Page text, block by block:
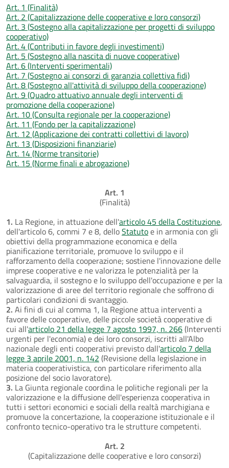
Art. 1 (Finalità)
Art. 2 (Capitalizzazione delle cooperative e loro consorzi)
Art. 3 (Sostegno alla capitalizzazione per progetti di sviluppo
cooperativo)
Art. 4 (Contributi in favore degli investimenti)
Art. 5 (Sostegno alla nascita di nuove cooperative)
Art. 6 (Interventi sperimentali)
Art. 7 (Sostegno ai consorzi di garanzia collettiva fidi)
Art. 8 (Sostegno all'attività di sviluppo della cooperazione)
Art. 9 (Quadro attuativo annuale degli interventi di
promozione della cooperazione)
Art. 10 (Consulta regionale per la cooperazione)
Art. 11 (Fondo per la capitalizzazione)
Art. 12 (Applicazione dei contratti collettivi di lavoro)
Art. 13 (Disposizioni finanziarie)
Art. 14 (Norme transitorie)
Art. 15 (Norme finali e abrogazione)
Art. 1
(Finalità)
1. La Regione, in attuazione dell'articolo 45 della Costituzione,
dell'articolo 6, commi 7 e 8, delloStatutoe in armonia con gli
obiettivi della programmazione economica e della
pianificazione territoriale, promuove lo sviluppo e il
rafforzamento della cooperazione; sostiene l'innovazione delle
imprese cooperative e ne valorizza le potenzialità per la
salvaguardia, il sostegno e lo sviluppo dell'occupazione e per la
valorizzazione di aree del territorio regionale che soffrono di
particolari condizioni di svantaggio.
2. Ai fini di cui al comma 1, la Regione attua interventi a
favore delle cooperative, delle piccole società cooperative di
cui all'articolo 21 della legge 7 agosto 1997, n. 266(Interventi
urgenti per l'economia) e dei loro consorzi, iscritti all'Albo
nazionale degli enti cooperativi previsto dall'articolo 7 della
legge 3 aprile 2001, n. 142 (Revisione della legislazione in
materia cooperativistica, con particolare riferimento alla
posizione del socio lavoratore).
3. La Giunta regionale coordina le politiche regionali per la
valorizzazione e la diffusione dell'esperienza cooperativa in
tutti i settori economici e sociali della realtà marchigiana e
promuove la concertazione, la cooperazione istituzionale e il
confronto tecnico-operativo tra le strutture competenti.
Art. 2
(Capitalizzazione delle cooperative e loro consorzi)